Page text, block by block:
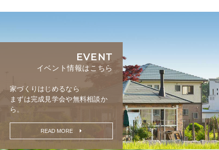
EVENT
イベント情報はこちら
家づくりはじめるなら
まずは完成見学会や無料相談か
ら。
READ MORE